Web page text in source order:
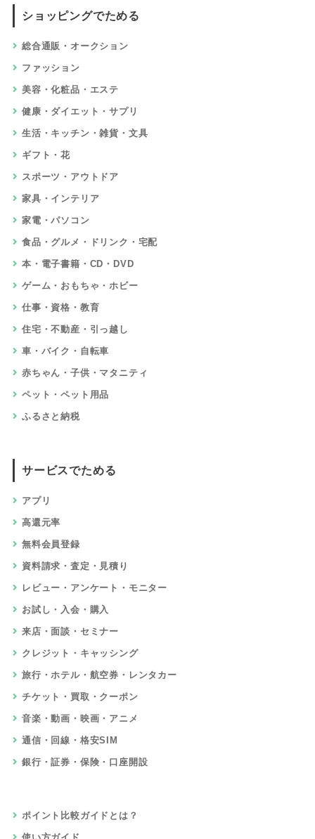
ショッピングでためる
総合通販・オークション
ファッション
美容・化粧品・エステ
健康・ダイエット・サプリ
生活・キッチン・雑貨・文具
ギフト・花
スポーツ・アウトドア
家具・インテリア
家電・パソコン
食品・グルメ・ドリンク・宅配
本・電子書籍・CD・DVD
ゲーム・おもちゃ・ホビー
仕事・資格・教育
住宅・不動産・引っ越し
車・バイク・自転車
赤ちゃん・子供・マタニティ
ペット・ペット用品
ふるさと納税
サービスでためる
アプリ
高還元率
無料会員登録
資料請求・査定・見積り
レビュー・アンケート・モニター
お試し・入会・購入
来店・面談・セミナー
クレジット・キャッシング
旅行・ホテル・航空券・レンタカー
チケット・買取・クーポン
音楽・動画・映画・アニメ
通信・回線・格安SIM
銀行・証券・保険・口座開設
ポイント比較ガイドとは？